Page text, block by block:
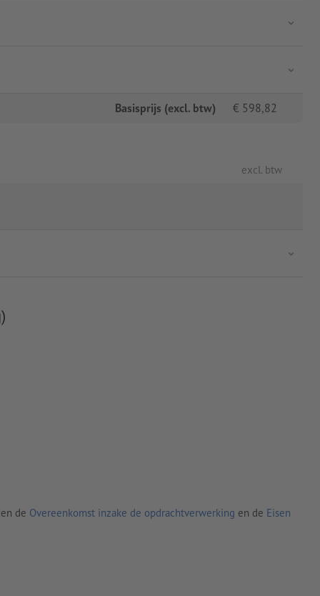
Basisprijs (excl. btw) € 598,82
excl. btw
de Overeenkomst inzake de opdrachtverwerking en de Eisen